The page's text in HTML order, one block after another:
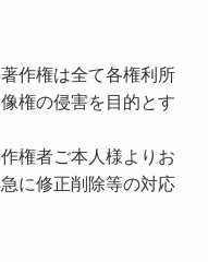
作権は全て各権利所
権の侵害を目的とす
権者ご本人様よりお
に修正削除等の対応